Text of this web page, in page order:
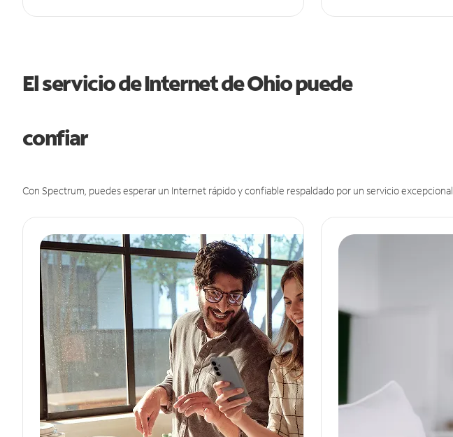
El servicio de Internet de Ohio puede
confiar
Con Spectrum, puedes esperar un Internet rápido y confiable respaldado por un servicio excepcional.